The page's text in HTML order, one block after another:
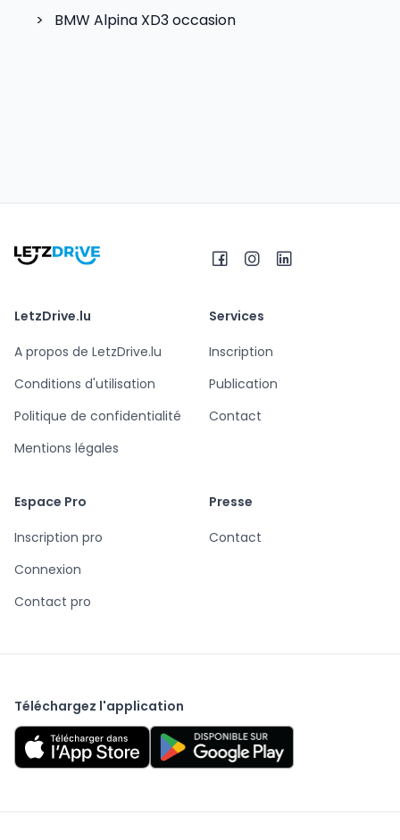
> BMW Alpina XD3occasion
LetzDrive.lu
A propos de LetzDrive.lu
Conditions d'utilisation
Politique de confidentialité
Mentions légales
Services
Inscription
Publication
Contact
Espace Pro
Inscription pro
Connexion
Contact pro
Presse
Contact
Téléchargez l'application